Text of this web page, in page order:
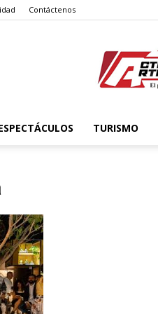
Contáctenos
TURISMO